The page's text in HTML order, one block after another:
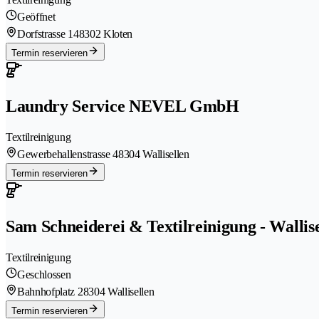
Geöffnet
Dorfstrasse 148302 Kloten
Termin reservieren
Laundry Service NEVEL GmbH
Textilreinigung
Gewerbehallenstrasse 48304 Wallisellen
Termin reservieren
Sam Schneiderei & Textilreinigung -
Textilreinigung
Geschlossen
Bahnhofplatz 28304 Wallisellen
Termin reservieren